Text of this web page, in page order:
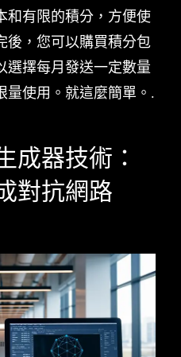
和有限的積分，方便使
後，您可以購買積分包
選擇每月發送一定數量
量使用。就這麼簡單。.
成器技術：
對抗網路